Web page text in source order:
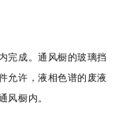
完成。通风橱的玻璃挡
允许，液相色谱的废液
风橱内。